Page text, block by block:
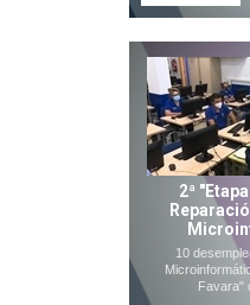
2ª
10
Favara"